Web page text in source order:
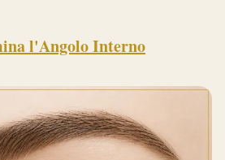
l'Angolo Interno